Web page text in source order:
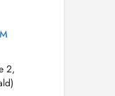
2,